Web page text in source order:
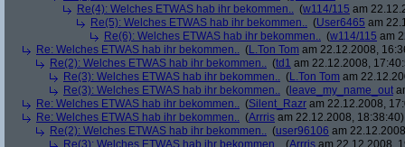
Re(4): Welches ETWAS hab ihr bekommen.. (w114/115 am
Re(5): Welches ETWAS hab ihr bekommen.. (User6465 am
Re(6): Welches ETWAS hab ihr bekommen.. (w114/115 am
Re: Welches ETWAS hab ihr bekommen.. (L.Ton Tom am 22.12.2008,
Re(2): Welches ETWAS hab ihr bekommen.. (td1 am 22.12.2008,
Re(3): Welches ETWAS hab ihr bekommen.. (L.Ton Tom am
Re(3): Welches ETWAS hab ihr bekommen.. ( leave_my_name_out
Re: Welches ETWAS hab ihr bekommen.. (Silent_Razr am 22.12.2008,
Re: Welches ETWAS hab ihr bekommen.. (Arrris am 22.12.2008, 18:38:40)
Re(2): Welches ETWAS hab ihr bekommen.. (user96106 am
Re(3): Welches ETWAS hab ihr bekommen.. (Arrris am 22.12.2008,